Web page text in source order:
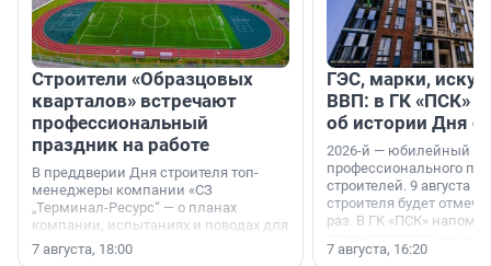
Строители «Образцовых
кварталов» встречают
профессиональный
праздник на работе
В преддверии Дня строителя топ-
менеджеры компании «СЗ
„Терминал-Ресурс“ — о планах
компании, испытаниях и поводах для
осторожного оптимизма.
7 августа, 18:00
ГЭС, марки,
ВВП: в ГК «ПСК»
об истории Дня
2026-й — юбилейный
профессионального
строителей. 9 августа
строителя будет
раз. В ГК «ПСК»
поменялась роль
7 августа, 16:20